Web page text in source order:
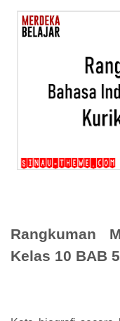
Rangkuman
Kelas 10 BAB